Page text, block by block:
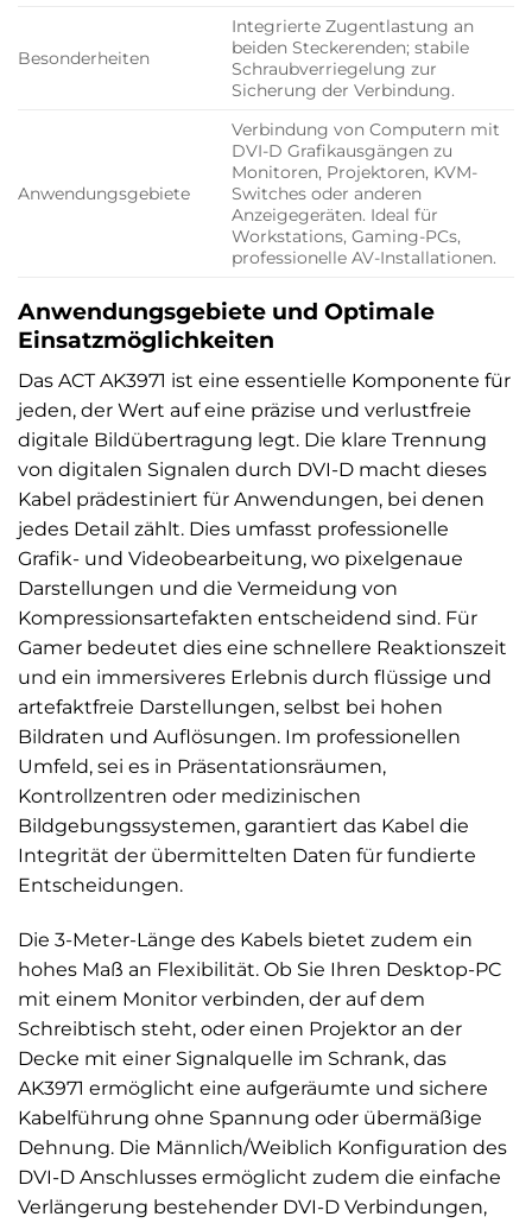
Besonderheiten
Integrierte Zugentlastung an
beiden Steckerenden; stabile
Schraubverriegelung zur
Sicherung der Verbindung.
Anwendungsgebiete
Verbindung von Computern mit
DVI-D Grafikausgängen zu
Monitoren, Projektoren, KVM-
Switches oder anderen
Anzeigegeräten. Ideal für
Workstations, Gaming-PCs,
professionelle AV-Installationen.
Anwendungsgebiete und Optimale
Einsatzmöglichkeiten
Das ACT AK3971 ist eine essentielle Komponente für
jeden, der Wert auf eine präzise und verlustfreie
digitale Bildübertragung legt. Die klare Trennung
von digitalen Signalen durch DVI-D macht dieses
Kabel prädestiniert für Anwendungen, bei denen
jedes Detail zählt. Dies umfasst professionelle
Grafik- und Videobearbeitung, wo pixelgenaue
Darstellungen und die Vermeidung von
Kompressionsartefakten entscheidend sind. Für
Gamer bedeutet dies eine schnellere Reaktionszeit
und ein immersiveres Erlebnis durch flüssige und
artefaktfreie Darstellungen, selbst bei hohen
Bildraten und Auflösungen. Im professionellen
Umfeld, sei es in Präsentationsräumen,
Kontrollzentren oder medizinischen
Bildgebungssystemen, garantiert das Kabel die
Integrität der übermittelten Daten für fundierte
Entscheidungen.
Die 3-Meter-Länge des Kabels bietet zudem ein
hohes Maß an Flexibilität. Ob Sie Ihren Desktop-PC
mit einem Monitor verbinden, der auf dem
Schreibtisch steht, oder einen Projektor an der
Decke mit einer Signalquelle im Schrank, das
AK3971 ermöglicht eine aufgeräumte und sichere
Kabelführung ohne Spannung oder übermäßige
Dehnung. Die Männlich/Weiblich Konfiguration des
DVI-D Anschlusses ermöglicht zudem die einfache
Verlängerung bestehender DVI-D Verbindungen,